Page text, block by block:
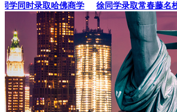
同时录取哈佛商学 徐同学录取常春藤名校-康